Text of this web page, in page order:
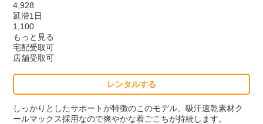
4,928
延滞1日
1,100
もっと見る
宅配受取可
店舗受取可
レンタルする
しっかりとしたサポートが特徴のこのモデル。吸汗速乾素材ク
ールマックス採用なので爽やかな着ごこちが持続します。